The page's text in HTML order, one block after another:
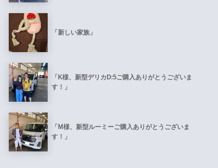
「新しい家族」
「K様、新型デリカD:5ご購入ありがとうございま
す！」
「M様、新型ルーミーご購入ありがとうございま
す！」